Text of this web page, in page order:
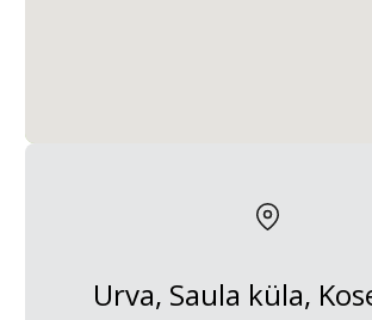
Urva, Saula küla,